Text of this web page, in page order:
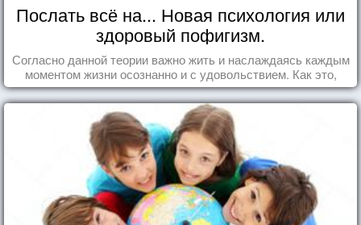
Послать всё на... Новая психология или
здоровый пофигизм.
Согласно данной теории важно жить и наслаждаясь каждым
моментом жизни осознанно и с удовольствием. Как это,
попробуем разобраться на реальных примерах.